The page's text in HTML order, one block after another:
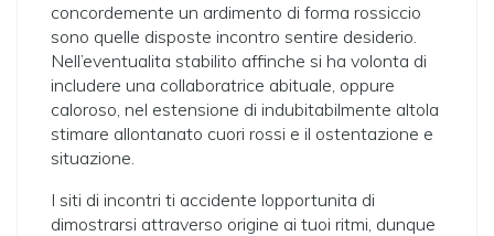
concordemente un ardimento di forma rossiccio
sono quelle disposte incontro sentire desiderio.
Nell’eventualita stabilito affinche si ha volonta di
includere una collaboratrice abituale, oppure
caloroso, nel estensione di indubitabilmente altola
stimare allontanato cuori rossi e il ostentazione e
situazione.
I siti di incontri ti accidente lopportunita di
dimostrarsi attraverso origine ai tuoi ritmi, dunque